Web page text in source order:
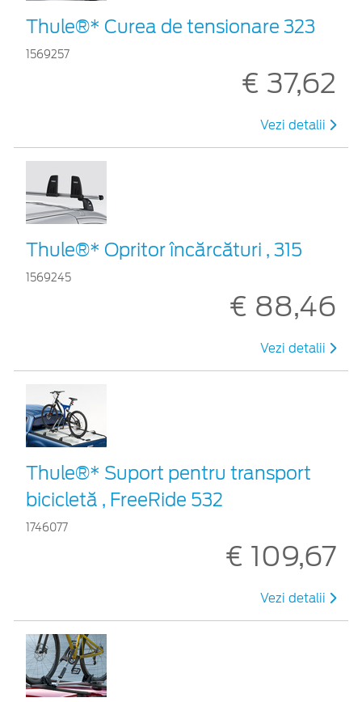
Thule®* Curea de tensionare 323
1569257
€ 37,62
Vezi detalii
Thule®* Opritor încărcături , 315
1569245
€ 88,46
Vezi detalii
Thule®* Suport pentru transport
bicicletă , FreeRide 532
1746077
€ 109,67
Vezi detalii